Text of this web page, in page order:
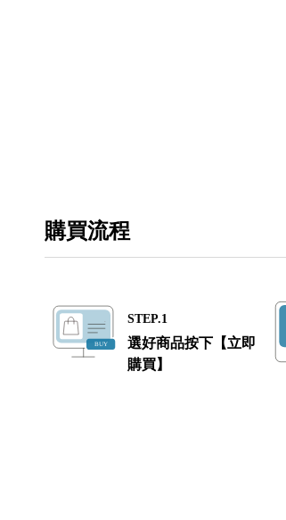
購買流程
STEP.1
選好商品按下【立即
購買】